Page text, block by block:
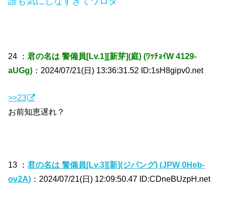
24 ：君の名は 警備員[Lv.1][新芽](庭) (ﾜｯﾁｮｲW 4129-
aUGg) ：2024/07/21(日) 13:36:31.52 ID:1sH8gipv0.net
>>23
お前知恵遅れ？
13 ：君の名は 警備員[Lv.3][新](ジパング) (JPW 0Heb-
ov2A) ：2024/07/21(日) 12:09:50.47 ID:CDneBUzpH.net